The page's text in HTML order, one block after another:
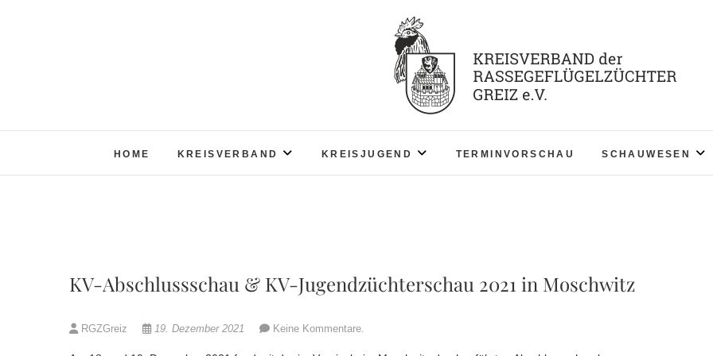
KV RGZ Greiz
HOME KREISVERBAND KREISJUGEND TERMINVORSCHAU SCHAUWESEN
KV-Abschlussschau & KV-Jugendzüchterschau 2021 in Moschwitz
RGZGreiz 19. Dezember 2021 Keine Kommentare.